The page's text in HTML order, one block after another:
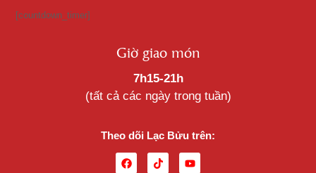
[countdown_timer]
Giờ giao món
7h15-21h
(tất cả các ngày trong tuần)
Theo dõi Lạc Bửu trên: